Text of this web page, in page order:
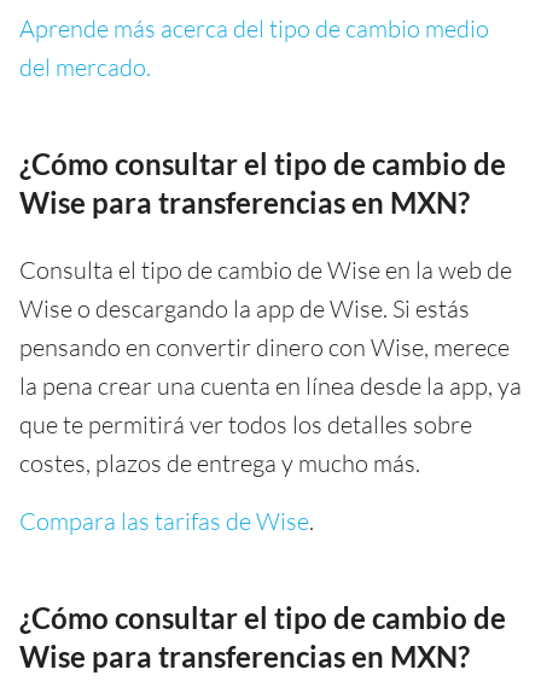
Aprende más acerca del tipo de cambio medio
del mercado.
¿Cómo consultar el tipo de cambio de
Wise para transferencias en MXN?
Consulta el tipo de cambio de Wise en la web de
Wise o descargando la app de Wise. Si estás
pensando en convertir dinero con Wise, merece
la pena crear una cuenta en línea desde la app, ya
que te permitirá ver todos los detalles sobre
costes, plazos de entrega y mucho más.
Compara las tarifas de Wise.
¿Cómo consultar el tipo de cambio de
Wise para transferencias en MXN?